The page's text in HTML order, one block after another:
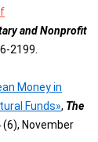
and Nonprofit
2199.
Money in
Funds», The
(6), November